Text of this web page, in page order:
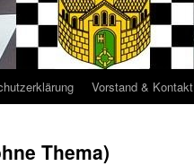
Vorstand & Kontakt
Thema)